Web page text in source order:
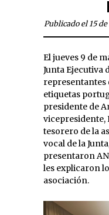
Publicado el 15
El jueves 9 de
Junta Ejecutiva
representantes
etiquetas
presidente de
vicepresidente,
tesorero de la
vocal de la
presentaron
les explicaron
asociación.